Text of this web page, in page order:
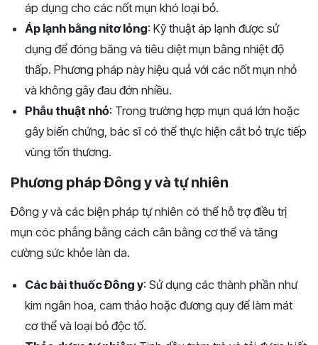
áp dụng cho các nốt mụn khó loại bỏ.
Áp lạnh bằng nitơ lỏng: Kỹ thuật áp lạnh được sử
dụng để đóng băng và tiêu diệt mụn bằng nhiệt độ
thấp. Phương pháp này hiệu quả với các nốt mụn nhỏ
và không gây đau đớn nhiều.
Phẫu thuật nhỏ: Trong trường hợp mụn quá lớn hoặc
gây biến chứng, bác sĩ có thể thực hiện cắt bỏ trực tiếp
vùng tổn thương.
Phương pháp Đông y và tự nhiên
Đông y và các biện pháp tự nhiên có thể hỗ trợ điều trị
mụn cóc phẳng bằng cách cân bằng cơ thể và tăng
cường sức khỏe làn da.
Các bài thuốc Đông y: Sử dụng các thành phần như
kim ngân hoa, cam thảo hoặc đương quy để làm mát
cơ thể và loại bỏ độc tố.